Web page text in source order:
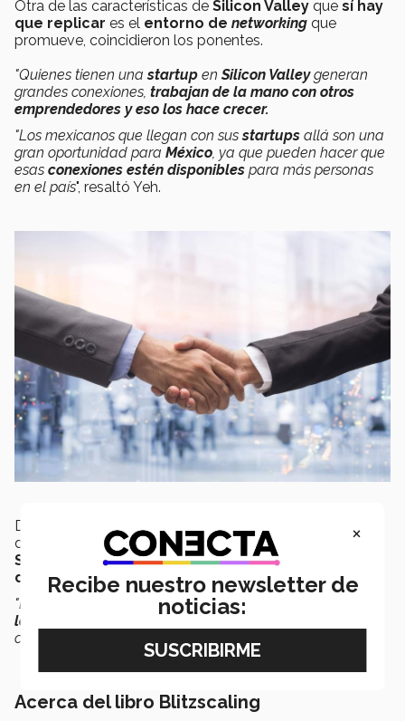
Otra de las características de Silicon Valley que sí hay
que replicar es el entorno de networking que
promueve, coincidieron los ponentes.
"Quienes tienen unastartup enSilicon Valleygeneran
grandes conexiones, trabajan de la mano con otros
emprendedores y eso los hace crecer.
"Los mexicanos que llegan con susstartups allá son una
gran oportunidad para México , ya que pueden hacer que
esas conexiones estén disponibles para más personas
en el país", resaltó Yeh.
De igual forma,Hoffman
consideró que en un sitio
donde se aplica mucho el"blitzscaling", como lo es
Sillicon Valley, esas conexionesen el extranjero
darán un crecimiento exponencial en LATAM
"Establecer esas conexiones esclave para el futuro de
las innovaciones en
crecimiento",
Acerca del libro Blitzscaling
×
Recibe nuestro newsletter de
noticias: